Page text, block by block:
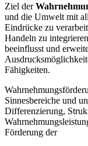
Ziel der
und die Umwelt mit
Eindrücke zu
Handeln zu
beeinflusst und
Fähigkeiten.
Sinnesbereiche und
Differenzierung,
Förderung der